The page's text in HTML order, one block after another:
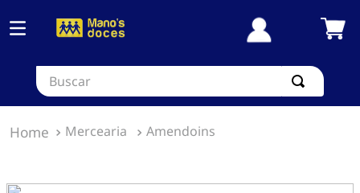
Buscar
Mercearia Amendoins